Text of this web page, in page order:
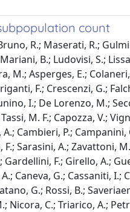
count
R.; Maserati, R.;
B.; Ludovisi, S.;
Asperges, E.;
F.; Crescenzi, G.;
I.; De Lorenzo, M.;
M. F.; Capozza, V.;
Cambieri, P.;
Sarasini, A.; Zavattoni,
F.; Girello, A.;
Caneva, G.; Cassaniti,
G.; Rossi, B.;
C.; Triarico, A.;